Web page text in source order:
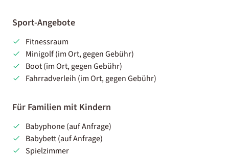
Sport-Angebote
Fitnessraum
Minigolf (im Ort, gegen Gebühr)
Boot (im Ort, gegen Gebühr)
Fahrradverleih (im Ort, gegen Gebühr)
Für Familien mit Kindern
Babyphone (auf Anfrage)
Babybett (auf Anfrage)
Spielzimmer